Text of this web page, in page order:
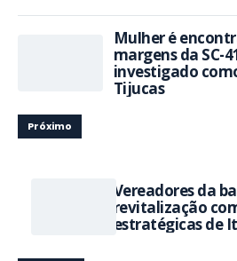
Mulher é
margens da SC-
investigado
Tijucas
Próximo
Vereadores da
revitalização
estratégicas de